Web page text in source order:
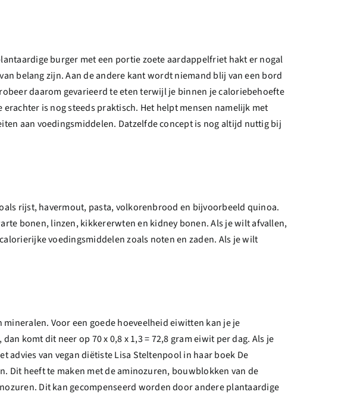
burger met een portie zoete aardappelfriet hakt er nogal
belang zijn. Aan de andere kant wordt niemand blij van een bord
daarom gevarieerd te eten terwijl je binnen je caloriebehoefte
is nog steeds praktisch. Het helpt mensen namelijk met
aan voedingsmiddelen. Datzelfde concept is nog altijd nuttig bij
rijst, havermout, pasta, volkorenbrood en bijvoorbeeld quinoa.
bonen, linzen, kikkererwten en kidney bonen. Als je wilt afvallen,
voedingsmiddelen zoals noten en zaden. Als je wilt
Voor een goede hoeveelheid eiwitten kan je je
komt dit neer op 70 x 0,8 x 1,3 = 72,8 gram eiwit per dag. Als je
advies van vegan diëtiste Lisa Steltenpool in haar boek De
heeft te maken met de aminozuren, bouwblokken van de
Dit kan gecompenseerd worden door andere plantaardige